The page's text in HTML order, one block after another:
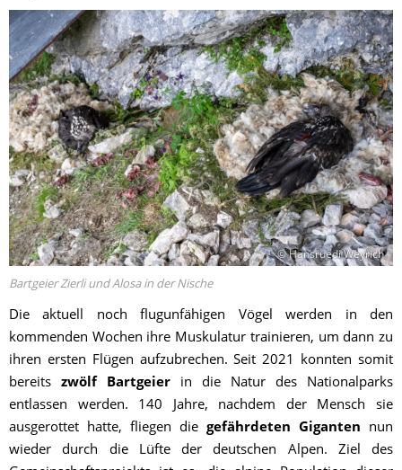
© Hansruedi Weyrich
Bartgeier Zierli und Alosa in der Nische
Die aktuell noch flugunfähigen Vögel werden in den
kommenden Wochen ihre Muskulatur trainieren, um dann zu
ihren ersten Flügen aufzubrechen. Seit 2021 konnten somit
bereits zwölf Bartgeier in die Natur des Nationalparks
entlassen werden. 140 Jahre, nachdem der Mensch sie
ausgerottet hatte, fliegen die gefährdeten Giganten nun
wieder durch die Lüfte der deutschen Alpen. Ziel des